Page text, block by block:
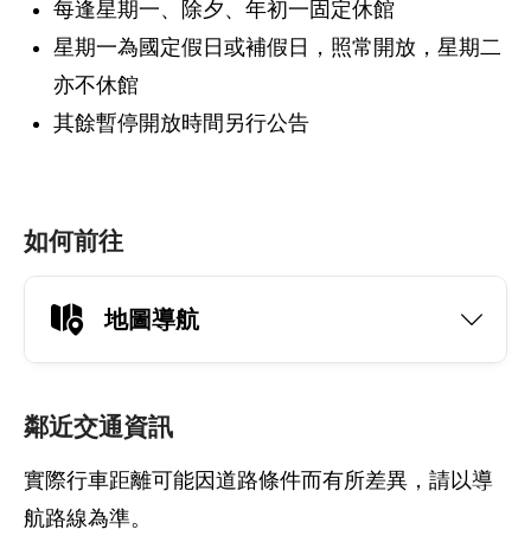
每逢星期一、除夕、年初一固定休館
星期一為國定假日或補假日，照常開放，星期二
亦不休館
其餘暫停開放時間另行公告
如何前往
地圖導航
鄰近交通資訊
實際行車距離可能因道路條件而有所差異，請以導
航路線為準。